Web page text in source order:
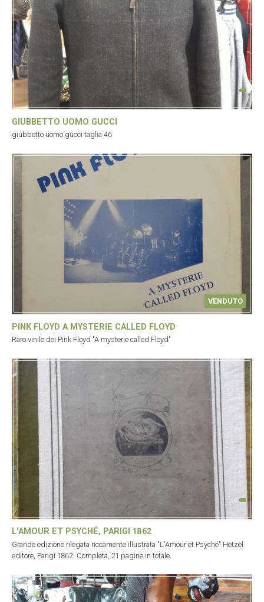
GIUBBETTO UOMO GUCCI
giubbetto uomo gucci taglia 46
VENDUTO
PINK FLOYD A MYSTERIE CALLED FLOYD
Raro vinile dei Pink Floyd "A mysterie called Floyd"
L'AMOUR ET PSYCHÉ, PARIGI 1862
Grande edizione rilegata riccamente illustrata "L'Amour et Psyché" Hetzel
editore, Parigi 1862. Completa, 21 pagine in totale.